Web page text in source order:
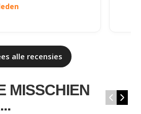
alle recensies
MISSCHIEN
‹ ›